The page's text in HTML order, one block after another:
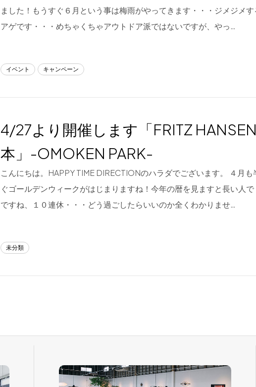
ました！もうすぐ６月という事は梅雨がやってきます・・・ジメジメ
アゲです・・・めちゃくちゃアウトドア派ではないですが、やっ…
イベント キャンペーン
4/27より開催します「FRITZ
本」-OMOKEN PARK-
こんにちは。HAPPY TIME DIRECTIONのハラダでございます。 ４月
ぐゴールデンウィークがはじまりますね！今年の暦を見ますと長い人
ですね、１０連休・・・どう過ごしたらいいのか全くわかりませ…
未分類